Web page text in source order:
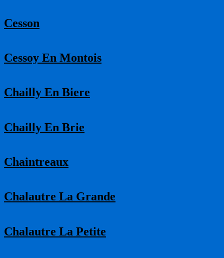
Cesson
Cessoy En Montois
Chailly En Biere
Chailly En Brie
Chaintreaux
Chalautre La Grande
Chalautre La Petite